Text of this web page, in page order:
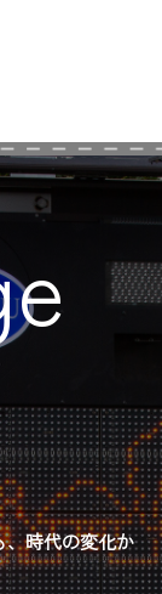
e
、時代の変化か